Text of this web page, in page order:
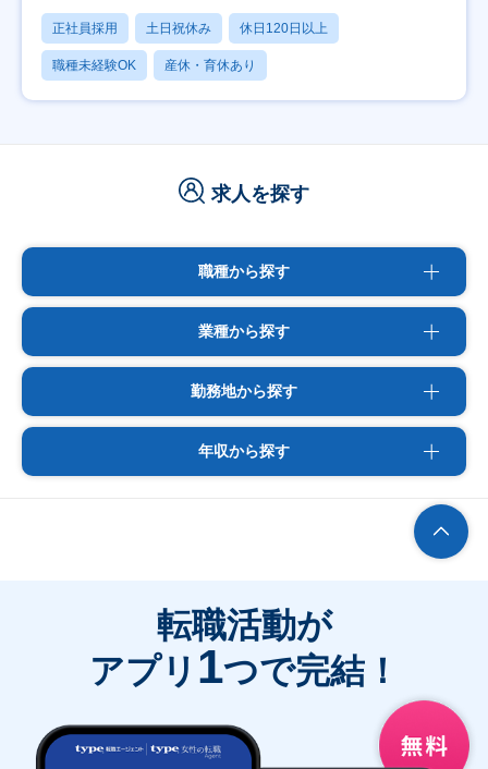
正社員採用 土日祝休み 休日120日以上
職種未経験OK 産休・育休あり
求人を探す
職種から探す
業種から探す
勤務地から探す
年収から探す
転職活動が
アプリ 1つで完結！